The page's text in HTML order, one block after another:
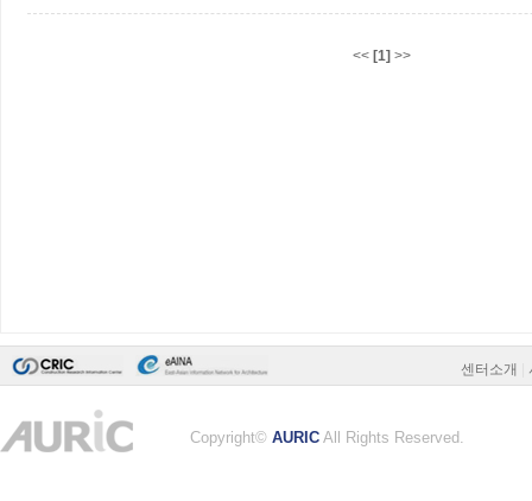
<< [1] >>
센터소개
Copyright© AURIC All Rights Reserved.